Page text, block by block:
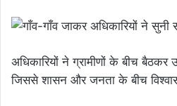
अधिकारियों ने ग्रामीणों के बीच
जिससे शासन और जनता के बीच